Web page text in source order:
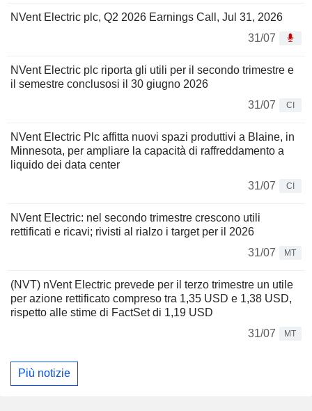
NVent Electric plc, Q2 2026 Earnings Call, Jul 31, 2026
31/07
NVent Electric plc riporta gli utili per il secondo trimestre e
il semestre conclusosi il 30 giugno 2026
31/07
CI
NVent Electric Plc affitta nuovi spazi produttivi a Blaine, in
Minnesota, per ampliare la capacità di raffreddamento a
liquido dei data center
31/07
CI
NVent Electric: nel secondo trimestre crescono utili
rettificati e ricavi; rivisti al rialzo i target per il 2026
31/07
MT
(NVT) nVent Electric prevede per il terzo trimestre un utile
per azione rettificato compreso tra 1,35 USD e 1,38 USD,
rispetto alle stime di FactSet di 1,19 USD
31/07
MT
Più notizie